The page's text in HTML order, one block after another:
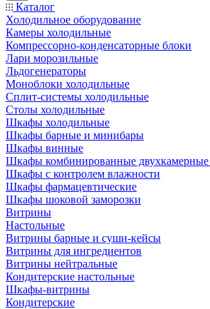
Каталог
Холодильное оборудование
Камеры холодильные
Компрессорно-конденсаторные блоки
Лари морозильные
Льдогенераторы
Моноблоки холодильные
Сплит-системы холодильные
Столы холодильные
Шкафы холодильные
Шкафы барные и минибары
Шкафы винные
Шкафы комбинированные двухкамерные
Шкафы с контролем влажности
Шкафы фармацевтические
Шкафы шоковой заморозки
Витрины
Настольные
Витрины барные и суши-кейсы
Витрины для ингредиентов
Витрины нейтральные
Кондитерские настольные
Шкафы-витрины
Кондитерские